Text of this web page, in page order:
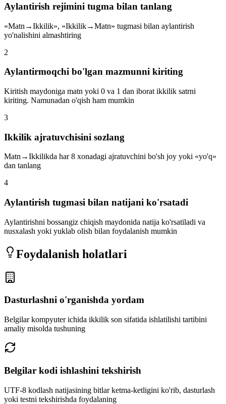
Aylantirish rejimini tugma bilan tanlang
«Matn→Ikkilik», «Ikkilik→Matn» tugmasi bilan aylantirish
yo'nalishini almashtiring
2
Aylantirmoqchi bo'lgan mazmunni kiriting
Kiritish maydoniga matn yoki 0 va 1 dan iborat ikkilik satrni
kiriting. Namunadan o'qish ham mumkin
3
Ikkilik ajratuvchisini sozlang
Matn→Ikkilikda har 8 xonadagi ajratuvchini bo'sh joy yoki «yo'q»
dan tanlang
4
Aylantirish tugmasi bilan natijani ko'rsatadi
Aylantirishni bossangiz chiqish maydonida natija ko'rsatiladi va
nusxalash yoki yuklab olish bilan foydalanish mumkin
Foydalanish holatlari
Dasturlashni o'rganishda yordam
Belgilar kompyuter ichida ikkilik son sifatida ishlatilishi tartibini
amaliy misolda tushuning
Belgilar kodi ishlashini tekshirish
UTF-8 kodlash natijasining bitlar ketma-ketligini ko'rib, dasturlash
yoki testni tekshirishda foydalaning